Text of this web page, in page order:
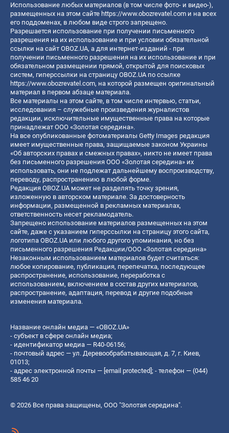
Использование любых материалов (в том числе фото- и видео-),
размещенных на этом сайте https://www.obozrevatel.com и на всех
его поддоменах, в любом виде строго запрещено.
Разрешается использование при получении письменного
разрешения на их использование и при условии обязательной
ссылки на сайт OBOZ.UA, а для интернет-изданий - при
получении письменного разрешения на их использование и при
обязательном размещении прямой, открытой для поисковых
систем, гиперссылки на страницу OBOZ.UA по ссылке
https://www.obozrevatel.com, на которой размещен оригинальный
материал в первом абзаце материала.
Все материалы на этом сайте, в том числе интервью, статьи,
исследования – служебные произведения журналистов
редакции, исключительные имущественные права на которые
принадлежат ООО «Золотая середина».
На все опубликованные фотоматериалы Getty Images редакция
имеет имущественные права, защищаемые законом Украины
«Об авторских правах и смежных правах», никто не имеет права
без письменного разрешения ООО «Золотая середина» их
использовать, они не подлежат дальнейшему воспроизводству,
переводу, распространению в любой форме.
Редакция OBOZ.UA может не разделять точку зрения,
изложенную в авторском материале. За достоверность
информации, размещенной в рекламных материалах,
ответственность несет рекламодатель.
Запрещено использование материалов размещенных на этом
сайте, даже с указанием гиперссылки на страницу этого сайта,
логотипа OBOZ.UA или любого другого упоминания, но без
письменного разрешения Редакции/ООО «Золотая середина»
Незаконным использованием материалов будет считаться:
любое копирование, публикация, перепечатка, последующее
распространение, использование, переработка с
использованием, включением в состав других материалов,
распространение, адаптация, перевод и другие подобные
изменения материала.
Название онлайн медиа — «OBOZ.UA»
- субъект в сфере онлайн медиа;
- идентификатор медиа — R40-06156;
- почтовый адрес — ул. Деревообрабатывающая, д. 7, г. Киев,
01013;
- адрес электронной почты — [email protected]; - телефон — (044)
585 46 20
© 2026 Все права защищены, ООО "Золотая середина".